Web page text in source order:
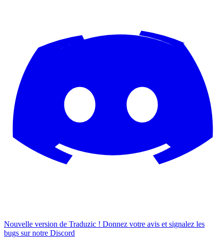
Nouvelle version de Traduzic ! Donnez votre avis et signalez les
bugs sur notre Discord